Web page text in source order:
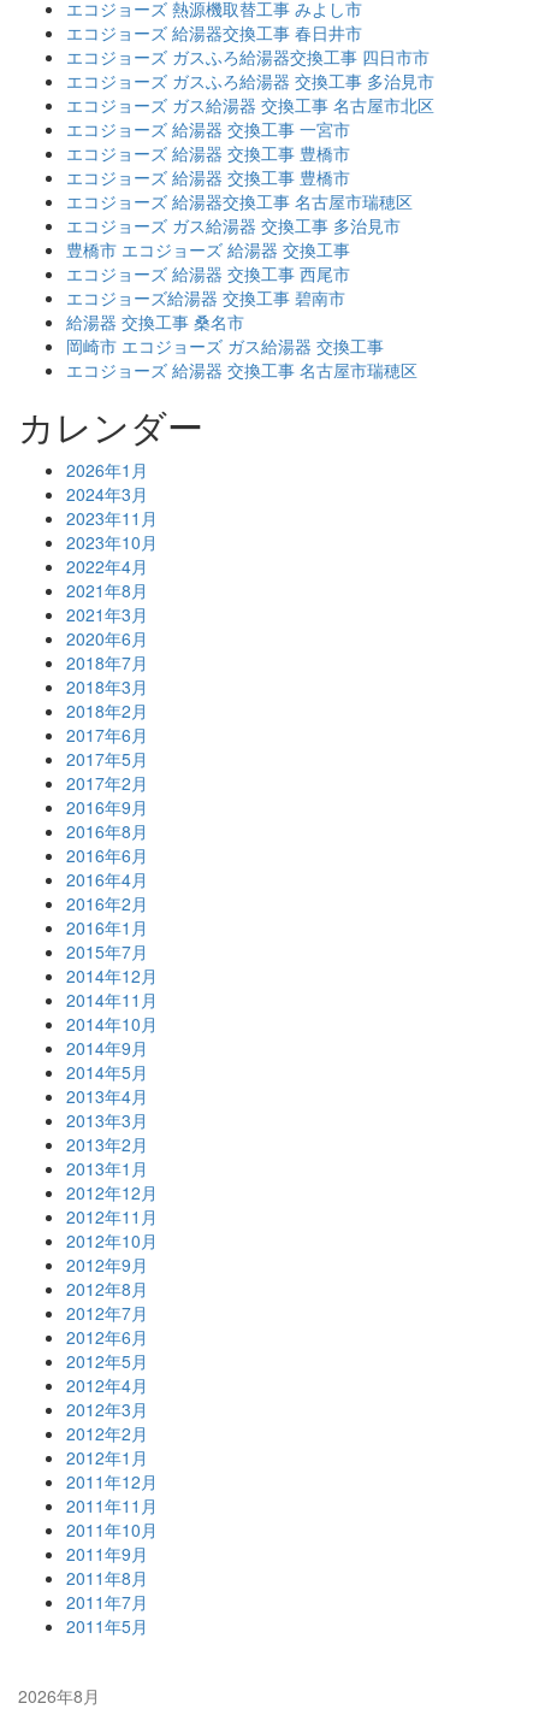
エコジョーズ 熱源機取替工事 みよし市
エコジョーズ 給湯器交換工事 春日井市
エコジョーズ ガスふろ給湯器交換工事 四日市市
エコジョーズ ガスふろ給湯器 交換工事 多治見市
エコジョーズ ガス給湯器 交換工事 名古屋市北区
エコジョーズ 給湯器 交換工事 一宮市
エコジョーズ 給湯器 交換工事 豊橋市
エコジョーズ 給湯器 交換工事 豊橋市
エコジョーズ 給湯器交換工事 名古屋市瑞穂区
エコジョーズ ガス給湯器 交換工事 多治見市
豊橋市 エコジョーズ 給湯器 交換工事
エコジョーズ 給湯器 交換工事 西尾市
エコジョーズ給湯器 交換工事 碧南市
給湯器 交換工事 桑名市
岡崎市 エコジョーズ ガス給湯器 交換工事
エコジョーズ 給湯器 交換工事 名古屋市瑞穂区
カレンダー
2026年1月
2024年3月
2023年11月
2023年10月
2022年4月
2021年8月
2021年3月
2020年6月
2018年7月
2018年3月
2018年2月
2017年6月
2017年5月
2017年2月
2016年9月
2016年8月
2016年6月
2016年4月
2016年2月
2016年1月
2015年7月
2014年12月
2014年11月
2014年10月
2014年9月
2014年5月
2013年4月
2013年3月
2013年2月
2013年1月
2012年12月
2012年11月
2012年10月
2012年9月
2012年8月
2012年7月
2012年6月
2012年5月
2012年4月
2012年3月
2012年2月
2012年1月
2011年12月
2011年11月
2011年10月
2011年9月
2011年8月
2011年7月
2011年5月
2026年8月